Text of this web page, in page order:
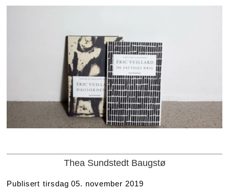
Thea Sundstedt Baugstø
Publisert tirsdag 05. november 2019